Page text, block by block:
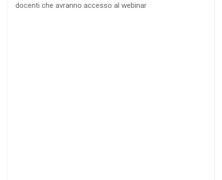
docenti che avranno accesso al webinar